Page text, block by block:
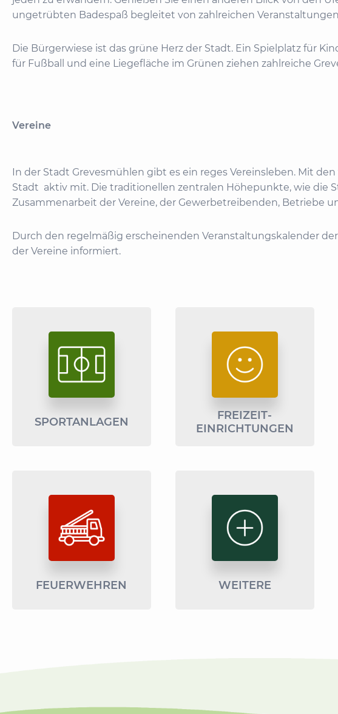
ungetrübten Badespaß begleitet von zahlreichen
Die Bürgerwiese ist das grüne Herz der Stadt. Ein Spielplatz für
für Fußball und eine Liegefläche im Grünen ziehen zahlreiche
Vereine
In der Stadt Grevesmühlen gibt es ein reges Vereinsleben. Mit
Stadt aktiv mit. Die traditionellen zentralen Höhepunkte, wie die
Zusammenarbeit der Vereine, der Gewerbetreibenden, Betriebe
Durch den regelmäßig erscheinenden Veranstaltungskalender
der Vereine informiert.
SPORTANLAGEN
FREIZEIT­
EINRICHTUNGEN
FEUERWEHREN WEITERE